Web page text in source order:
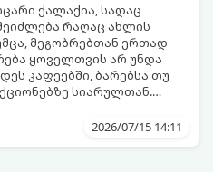
ქალაქია, სადაც
რაღაც ახლის
მეგობრებთან ერთად
ყოველთვის არ უნდა
კაფეებში, ბარებსა თუ
სიარულთან.
ღია და ესთეტიკურ
საინტერესო2026/07/15 14:11